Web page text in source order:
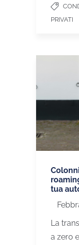
PRIVATI
tua
La
a zero